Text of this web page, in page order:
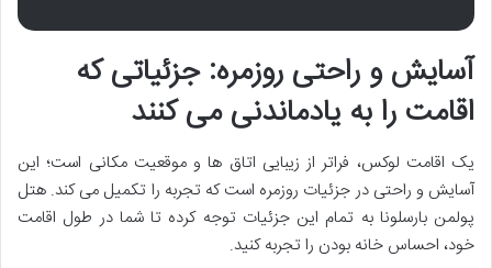
آسایش و راحتی روزمره: جزئیاتی که
اقامت را به یادماندنی می کنند
یک اقامت لوکس، فراتر از زیبایی اتاق ها و موقعیت مکانی است؛ این
آسایش و راحتی در جزئیات روزمره است که تجربه را تکمیل می کند. هتل
پولمن بارسلونا به تمام این جزئیات توجه کرده تا شما در طول اقامت
خود، احساس خانه بودن را تجربه کنید.